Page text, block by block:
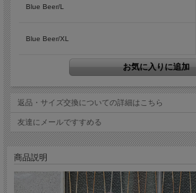
Blue Beer/L
Blue Beer/XL
返品・サイズ交換についての詳細はこちら
友達にメールですすめる
商品説明